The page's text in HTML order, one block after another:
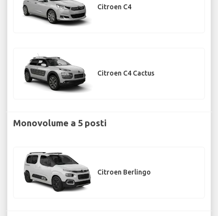
Citroen C4
Citroen C4 Cactus
Monovolume a 5 posti
Citroen Berlingo